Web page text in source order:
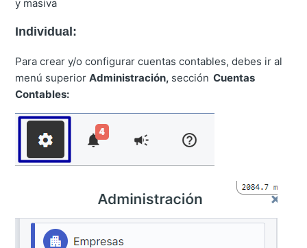
y masiva
Individual:
Para crear y/o configurar cuentas contables, debes ir al
menú superiorAdministración, sección Cuentas
Contables: